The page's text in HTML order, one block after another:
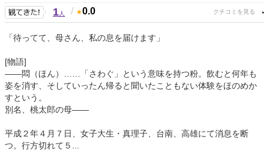
1人 / 0.0
「待ってて、母さん、私の息を届けます」
[物語]
――悶（ほん）……「さわぐ」という意味を持つ粉。飲むと何年も
姿を消す、そしていったん帰ると聞いたこともない体験をほのめか
すという。
別名、桃太郎の母――
平成２年４月７日、女子大生・真理子、台南、高雄にて消息を断
つ。行方切れて５...